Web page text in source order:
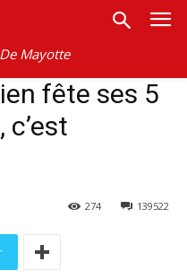
Mayotte
fête ses 5
139522
274